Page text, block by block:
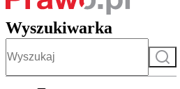
Wyszukiwarka
Szukaj